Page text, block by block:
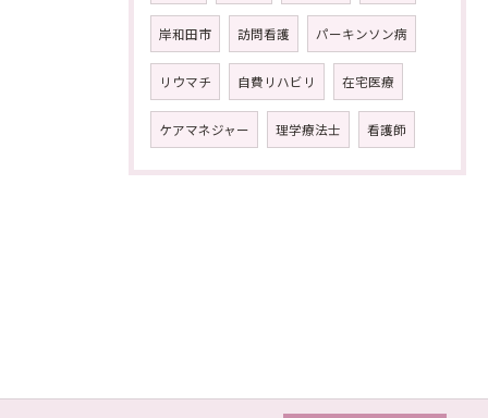
岸和田市 訪問看護 パーキンソン病
リウマチ 自費リハビリ 在宅医療
ケアマネジャー 理学療法士 看護師